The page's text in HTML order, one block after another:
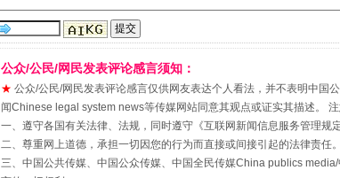
解纷+调解+退费，一次搞定
公众/公民/网民发表评论感言须知：
★ 公众/公民/网民发表评论感言仅供网友表达个人看法，并不表明中
闻Chinese legal system news等传媒网站同意其观点或证实其描述。
一、遵守各国有关法律、法规，同时遵守《互联网新闻信息服务管理规
二、尊重网上道德，承担一切因您的行为而直接或间接引起的法律责任。
三、中国公共传媒、中国公众传媒、中国全民传媒China publics